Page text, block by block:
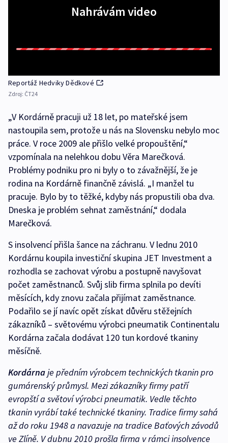
Nahrávám video
Reportáž Hedviky Dědkové
Zdroj: ČT24
„V Kordárně pracuji už 18 let, po mateřské jsem
nastoupila sem, protože u nás na Slovensku nebylo moc
práce. V roce 2009 ale přišlo velké propouštění,“
vzpomínala na nelehkou dobu Věra Marečková.
Problémy podniku pro ni byly o to závažnější, že je
rodina na Kordárně finančně závislá. „I manžel tu
pracuje. Bylo by to těžké, kdyby nás propustili oba dva.
Dneska je problém sehnat zaměstnání,“ dodala
Marečková.
S insolvencí přišla šance na záchranu. V lednu 2010
Kordárnu koupila investiční skupina JET Investment a
rozhodla se zachovat výrobu a postupně navyšovat
počet zaměstnanců. Svůj slib firma splnila po devíti
měsících, kdy znovu začala přijímat zaměstnance.
Podařilo se jí navíc opět získat důvěru stěžejních
zákazníků – světovému výrobci pneumatik Continentalu
Kordárna začala dodávat 120 tun kordové tkaniny
měsíčně.
Kordárnaje předním výrobcem technických tkanin pro
gumárenský průmysl. Mezi zákazníky firmy patří
evropští a světoví výrobci pneumatik. Vedle těchto
tkanin vyrábí také technické tkaniny. Tradice firmy sahá
až do roku 1948 a navazuje na tradice Baťových závodů
ve Zlíně. V dubnu 2010 prošla firma v rámci insolvence